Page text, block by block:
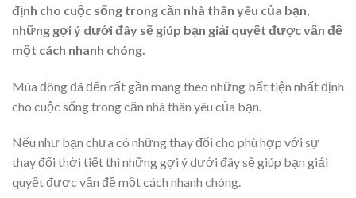
định cho cuộc sống trong căn nhà thân yêu của bạn,
những gợi ý dưới đây sẽ giúp bạn giải quyết được vấn đề
một cách nhanh chóng.
Mùa đông đã đến rất gần mang theo những bất tiện nhất định
cho cuộc sống trong căn nhà thân yêu của bạn.
Nếu như bạn chưa có những thay đổi cho phù hợp với sự
thay đổi thời tiết thì những gợi ý dưới đây sẽ giúp bạn giải
quyết được vấn đề một cách nhanh chóng.